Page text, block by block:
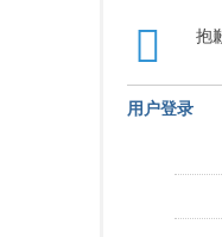
抱
用户登录